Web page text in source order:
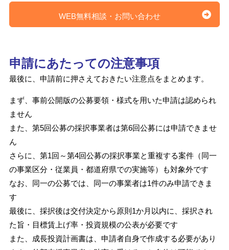
WEB無料相談・お問い合わせ
申請にあたっての注意事項
最後に、申請前に押さえておきたい注意点をまとめます。
まず、事前公開版の公募要領・様式を用いた申請は認められ
ません
また、第5回公募の採択事業者は第6回公募には申請できませ
ん
さらに、第1回～第4回公募の採択事業と重複する案件（同一
の事業区分・従業員・都道府県での実施等）も対象外です
なお、同一の公募では、同一の事業者は1件のみ申請できま
す
最後に、採択後は交付決定から原則1か月以内に、採択され
た旨・目標賃上げ率・投資規模の公表が必要です
また、成長投資計画書は、申請者自身で作成する必要があり